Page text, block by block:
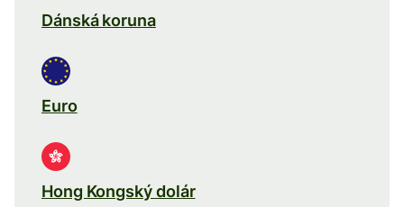
Dánská koruna
Euro
Hong Kongský dolár